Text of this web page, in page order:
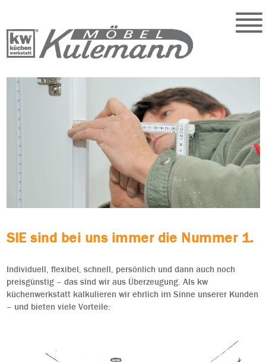
SIE sind bei uns immer die Nummer 1.
Individuell, flexibel, schnell, persönlich und dann auch noch
preisgünstig – das sind wir aus Überzeugung. Als kw
küchenwerkstatt kalkulieren wir ehrlich im Sinne unserer Kunden
– und bieten viele Vorteile: